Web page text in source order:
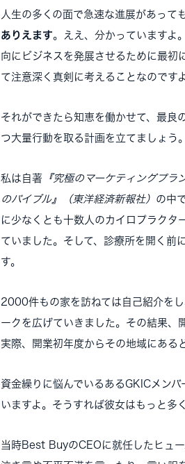
人生の多くの面で急速な進展があって
ありえます。ええ、分かっていますよ
向にビジネスを発展させるために最初
て注意深く真剣に考えることなのですよ
それができたら知恵を働かせて、最良
つ大量行動を取る計画を立てましょう。
私は自著 『究極のマーケティングプ
のバイブル』（東洋経済新報社） の中
に少なくとも十数人のカイロプラクタ
ていました。そして、診療所を開く前
す。
2000件もの家を訪ねては自己紹介を
ークを広げていきました。その結果、
実際、開業初年度からその地域にある
資金繰りに悩んでいるあるGKICメン
いますよ。そうすれば彼女はもっと多
当時Best BuyのCEOに就任したヒュ